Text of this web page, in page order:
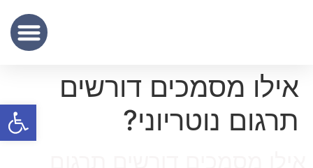
אילו מסמכים דורשים
תרגום נוטריוני?
פתח